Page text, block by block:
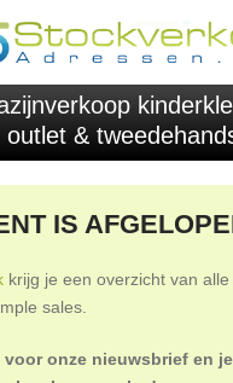
outlet &
IS
krijg je een overzicht van
sales.
voor onze nieuwsbrief en